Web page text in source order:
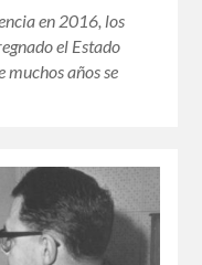
en 2016, los
el Estado
muchos años se